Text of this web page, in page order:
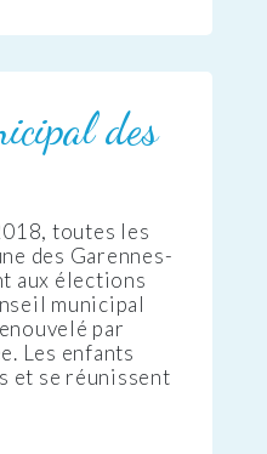
des
toutes les
des Garennes-
aux élections
municipal
par
Les enfants
et se réunissent